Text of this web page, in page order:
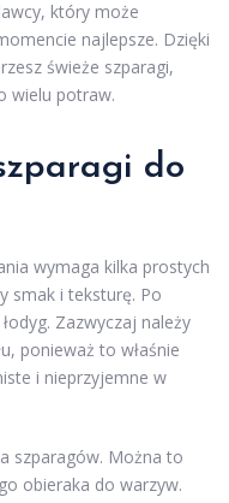
który może
najlepsze. Dzięki
świeże szparagi,
wielu potraw.
do
wymaga kilka prostych
smak i teksturę. Po
Zazwyczaj należy
ponieważ to właśnie
i nieprzyjemne w
szparagów. Można to
obieraka do warzyw.